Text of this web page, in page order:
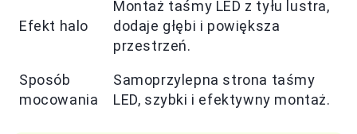
Efekt halo
Montaż taśmy LED z tyłu lustra,
dodaje głębi i powiększa
przestrzeń.
Sposób
mocowania
Samoprzylepna strona taśmy
LED, szybki i efektywny montaż.